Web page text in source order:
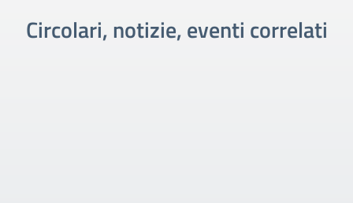
Circolari, notizie, eventi correlati